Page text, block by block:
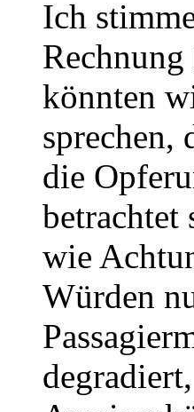
Ich
könnten
sprechen,
die
betrachtet
wie
Würden